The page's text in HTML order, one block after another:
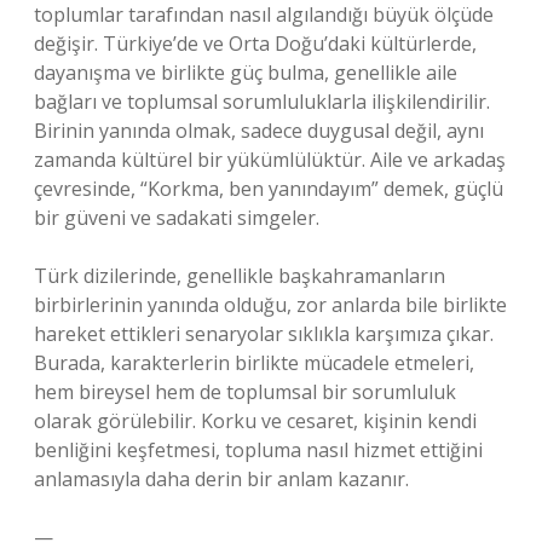
toplumlar tarafından nasıl algılandığı büyük ölçüde
değişir. Türkiye’de ve Orta Doğu’daki kültürlerde,
dayanışma ve birlikte güç bulma, genellikle aile
bağları ve toplumsal sorumluluklarla ilişkilendirilir.
Birinin yanında olmak, sadece duygusal değil, aynı
zamanda kültürel bir yükümlülüktür. Aile ve arkadaş
çevresinde, “Korkma, ben yanındayım” demek, güçlü
bir güveni ve sadakati simgeler.
Türk dizilerinde, genellikle başkahramanların
birbirlerinin yanında olduğu, zor anlarda bile birlikte
hareket ettikleri senaryolar sıklıkla karşımıza çıkar.
Burada, karakterlerin birlikte mücadele etmeleri,
hem bireysel hem de toplumsal bir sorumluluk
olarak görülebilir. Korku ve cesaret, kişinin kendi
benliğini keşfetmesi, topluma nasıl hizmet ettiğini
anlamasıyla daha derin bir anlam kazanır.
—